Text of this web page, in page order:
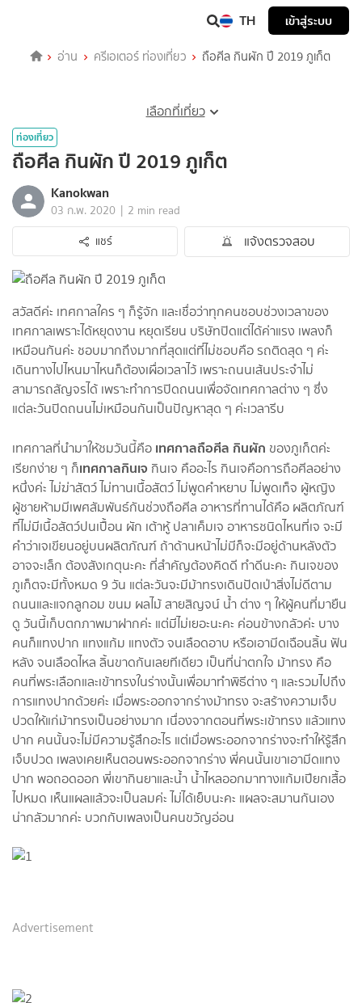
TH เข้าสู่ระบบ
อ่าน ครีเอเตอร์ ท่องเที่ยว ถือศีล กินผัก ปี 2019 ภูเก็ต
เลือกที่เที่ยว
ท่องเที่ยว
ถือศีล กินผัก ปี 2019 ภูเก็ต
Kanokwan
03 ก.พ. 2020 | 2 min read
แชร์
แจ้งตรวจสอบ
สวัสดีค่ะ เทศกาลใคร ๆ ก็รู้จัก และเชื่อว่าทุกคนชอบช่วงเวลาของ
เทศกาลเพราะได้หยุดงาน หยุดเรียน บริษัทปิดแต่ได้ค่าแรง เพลงก็
เหมือนกันค่ะ ชอบมากถึงมากที่สุดแต่ที่ไม่ชอบคือ รถติดสุด ๆ ค่ะ
เดินทางไปไหนมาไหนก็ต้องเผื่อเวลาไว้ เพราะถนนเส้นประจำไม่
สามารถสัญจรได้ เพราะทำการปิดถนนเพื่อจัดเทศกาลต่าง ๆ ซึ่ง
แต่ละวันปิดถนนไม่เหมือนกันเป็นปัญหาสุด ๆ ค่ะเวลารีบ
เทศกาลที่นำมาให้ชมวันนี้คือ เทศกาลถือศีล กินผัก ของภูเก็ตค่ะ
เรียกง่าย ๆ ก็เทศกาลกินเจ กินเจ คืออะไร กินเจคือการถือศีลอย่าง
หนึ่งค่ะ ไม่ฆ่าสัตว์ ไม่ทานเนื้อสัตว์ ไม่พูดคำหยาบ ไม่พูดเท็จ ผู้หญิง
ผู้ชายห้ามมีเพศสัมพันธ์กันช่วงถือศีล อาหารที่ทานได้คือ ผลิตภัณฑ์
ที่ไม่มีเนื้อสัตว์ปนเปื้อน ผัก เต้าหู้ ปลาเค็มเจ อาหารชนิดไหนที่เจ จะมี
คำว่าเจเขียนอยู่บนผลิตภัณฑ์ ถ้าด้านหน้าไม่มีก็จะมีอยู่ด้านหลังตัว
อาจจะเล็ก ต้องสังเกตุนะคะ ที่สำคัญต้องคิดดี ทำดีนะคะ กินเจของ
ภูเก็ตจะมีทั้งหมด 9 วัน แต่ละวันจะมีม้าทรงเดินปัดเป่าสิ่งไม่ดีตาม
ถนนและแจกลูกอม ขนม ผลไม้ สายสิญจน์ น้ำ ต่าง ๆ ให้ผู้คนที่มายืน
ดู วันนี้เก็บตกภาพมาฝากค่ะ แต่มีไม่เยอะนะคะ ค่อนข้างกลัวค่ะ บาง
คนก็แทงปาก แทงแก้ม แทงตัว จนเลือดอาบ หรือเอามีดเฉือนลิ้น ฟัน
หลัง จนเลือดไหล ลิ้นขาดกันเลยทีเดียว เป็นที่น่าตกใจ ม้าทรง คือ
คนที่พระเลือกและเข้าทรงในร่างนั้นเพื่อมาทำพิธีต่าง ๆ และรวมไปถึง
การแทงปากด้วยค่ะ เมื่อพระออกจากร่างม้าทรง จะสร้างความเจ็บ
ปวดให้แก่ม้าทรงเป็นอย่างมาก เนื่องจากตอนที่พระเข้าทรง แล้วแทง
ปาก คนนั้นจะไม่มีความรู้สึกอะไร แต่เมื่อพระออกจากร่างจะทำให้รู้สึก
เจ็บปวด เพลงเคยเห็นตอนพระออกจากร่าง พี่คนนั้นเขาเอามีดแทง
ปาก พอถอดออก พี่เขากินยาและน้ำ น้ำไหลออกมาทางแก้มเปียกเสื้อ
ไปหมด เห็นแผลแล้วจะเป็นลมค่ะ ไม่ได้เย็บนะคะ แผลจะสมานกันเอง
น่ากลัวมากค่ะ บวกกับเพลงเป็นคนขวัญอ่อน
Advertisement